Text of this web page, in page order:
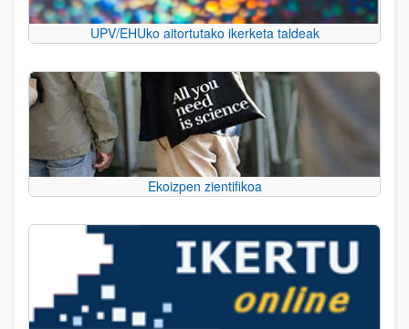
UPV/EHUko aitortutako ikerketa taldeak
Ekoizpen zientifikoa